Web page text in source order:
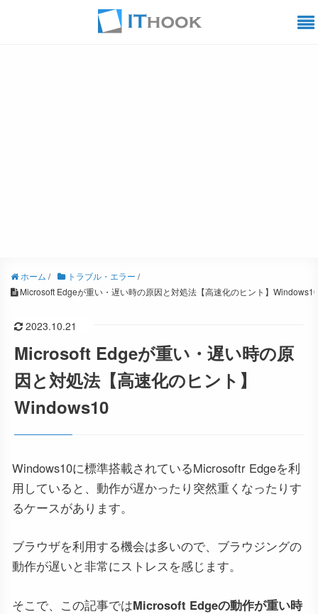
ホーム / トラブル・エラー /
Microsoft Edgeが重い・遅い時の原因と対処法【高速化のヒント】Windows10
2023.10.21
Microsoft Edgeが重い・遅い時の原
因と対処法【高速化のヒント】
Windows10
Windows10に標準搭載されているMicrosoftr Edgeを利
用していると、動作が遅かったり突然重くなったりす
るケースがあります。
ブラウザを利用する機会は多いので、ブラウジングの
動作が遅いと非常にストレスを感じます。
そこで、この記事ではMicrosoft Edgeの動作が重い時